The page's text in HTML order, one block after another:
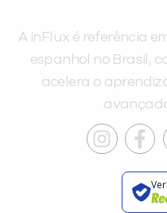
A inFlux é referência
espanhol no Brasil,
acelera o